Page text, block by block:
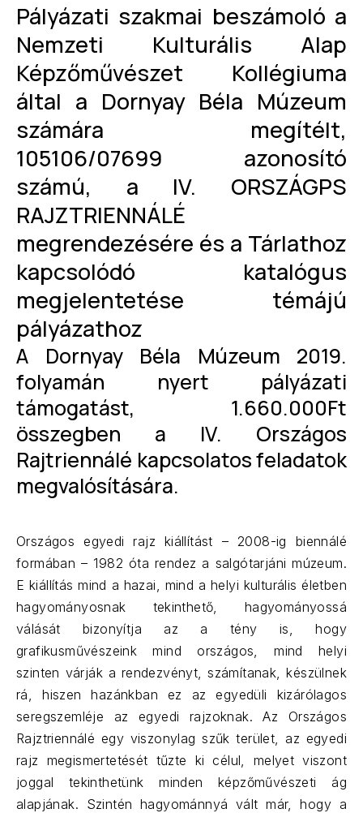
Pályázati szakmai beszámoló a
Nemzeti Kulturális Alap
Képzőművészet Kollégiuma
által a Dornyay Béla Múzeum
számára megítélt,
105106/07699 azonosító
számú, a IV. ORSZÁGPS
RAJZTRIENNÁLÉ
megrendezésére és a Tárlathoz
kapcsolódó katalógus
megjelentetése témájú
pályázathoz
A Dornyay Béla Múzeum 2019.
folyamán nyert pályázati
támogatást, 1.660.000Ft
összegben a IV. Országos
Rajtriennálé kapcsolatos feladatok
megvalósítására.
Országos egyedi rajz kiállítást – 2008-ig biennálé
formában – 1982 óta rendez a salgótarjáni múzeum.
E kiállítás mind a hazai, mind a helyi kulturális életben
hagyományosnak tekinthető, hagyományossá
válását bizonyítja az a tény is, hogy
grafikusművészeink mind országos, mind helyi
szinten várják a rendezvényt, számítanak, készülnek
rá, hiszen hazánkban ez az egyedüli kizárólagos
seregszemléje az egyedi rajzoknak. Az Országos
Rajztriennálé egy viszonylag szűk terület, az egyedi
rajz megismertetését tűzte ki célul, melyet viszont
joggal tekinthetünk minden képzőművészeti ág
alapjának. Szintén hagyománnyá vált már, hogy a